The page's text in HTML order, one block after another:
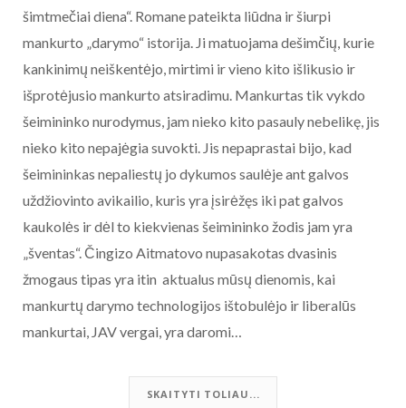
šimtmečiai diena“. Romane pateikta liūdna ir šiurpi
mankurto „darymo“ istorija. Ji matuojama dešimčių, kurie
kankinimų neiškentėjo, mirtimi ir vieno kito išlikusio ir
išprotėjusio mankurto atsiradimu. Mankurtas tik vykdo
šeimininko nurodymus, jam nieko kito pasauly nebelikę, jis
nieko kito nepajėgia suvokti. Jis nepaprastai bijo, kad
šeimininkas nepaliestų jo dykumos saulėje ant galvos
uždžiovinto avikailio, kuris yra įsirėžęs iki pat galvos
kaukolės ir dėl to kiekvienas šeimininko žodis jam yra
„šventas“. Čingizo Aitmatovo nupasakotas dvasinis
žmogaus tipas yra itin aktualus mūsų dienomis, kai
mankurtų darymo technologijos ištobulėjo ir liberalūs
mankurtai, JAV vergai, yra daromi…
SKAITYTI TOLIAU...